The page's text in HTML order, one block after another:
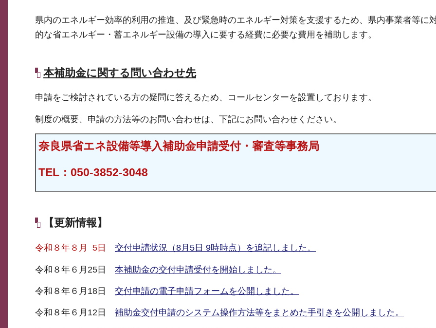
県内のエネルギー効率的利用の推進、及び緊急時のエネルギー対策を支援するため、県内事業者等に
的な省エネルギー・蓄エネルギー設備の導入に要する経費に必要な費用を補助します。
本補助金に関する問い合わせ先
申請をご検討されている方の疑問に答えるため、コールセンターを設置しております。
制度の概要、申請の方法等のお問い合わせは、下記にお問い合わせください。
奈良県省エネ設備等導入補助金申請受付・審査等事務局
TEL：050-3852-3048
【更新情報】
令和８年８月 5日 交付申請状況（8月5日 9時時点）を追記しました。
令和８年６月25日 本補助金の交付申請受付を開始しました。
令和８年６月18日 交付申請の電子申請フォームを公開しました。
令和８年６月12日 補助金交付申請のシステム操作方法等をまとめた手引きを公開しました。